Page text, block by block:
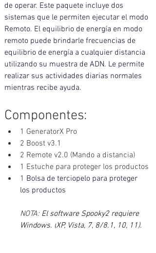
de operar. Este paquete incluye dos
sistemas que le permiten ejecutar el modo
Remoto. El equilibrio de energía en modo
remoto puede brindarle frecuencias de
equilibrio de energía a cualquier distancia
utilizando su muestra de ADN. Le permite
realizar sus actividades diarias normales
mientras recibe ayuda.
Componentes:
1 GeneratorX Pro
2 Boost v3.1
2 Remote v2.0 (Mando a distancia)
1 Estuche para proteger los productos
1 Bolsa de terciopelo para proteger
los productos
NOTA: El software Spooky2 requiere
Windows. (XP, Vista, 7, 8/8.1, 10, 11).